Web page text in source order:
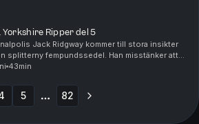
Yorkshire Ripper del 5
Jack Ridgway kommer till stora insikter
splitterny fempundssedel. Han misstänker att
kan leda den nu grevskapsomfattande
43min
5 82